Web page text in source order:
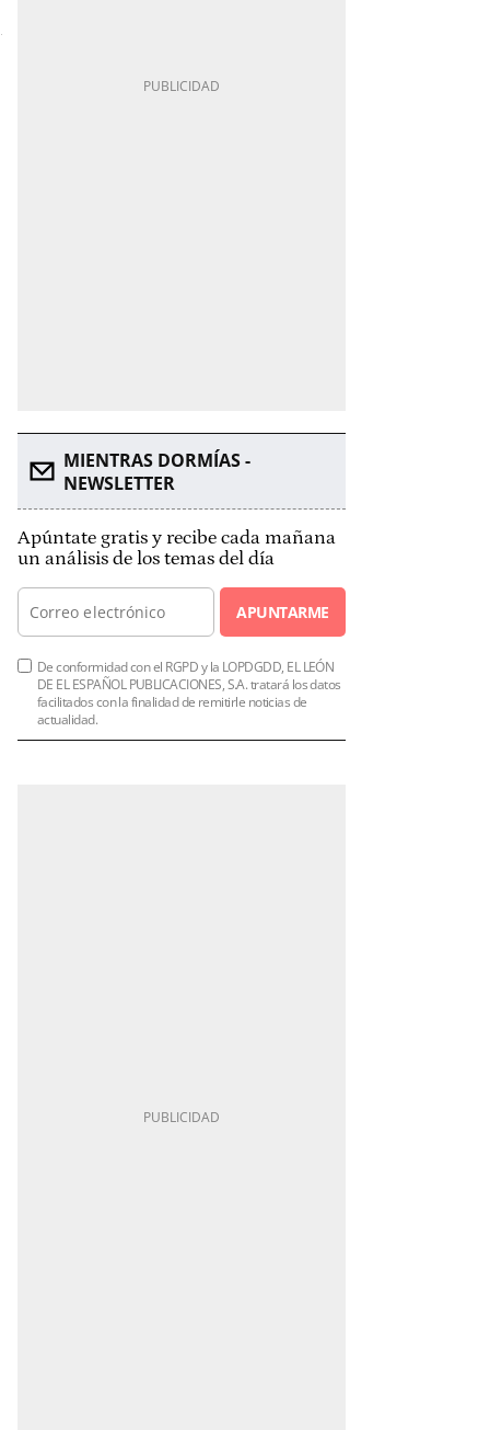
MIENTRAS DORMÍAS -
NEWSLETTER
Apúntate gratis y recibe cada mañana
un análisis de los temas del día
APUNTARME
De conformidad con el RGPD y la LOPDGDD, EL LEÓN
DE EL ESPAÑOL PUBLICACIONES, S.A. tratará los datos
facilitados con la finalidad de remitirle noticias de
actualidad.